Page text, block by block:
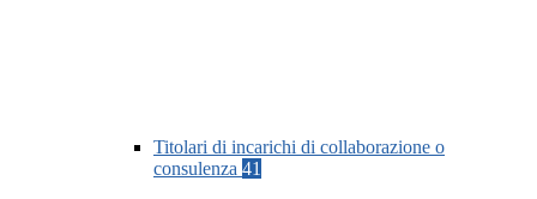
Titolari di incarichi di collaborazione o
consulenza 41